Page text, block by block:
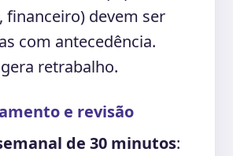
financeiro) devem ser
com antecedência.
retrabalho.
e revisão
de 30 minutos: